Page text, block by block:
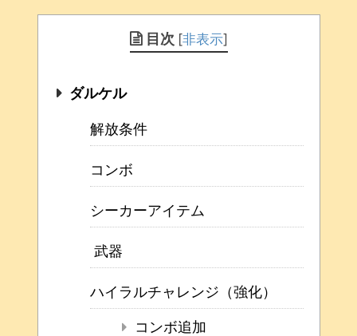
目次 [非表示]
ダルケル
解放条件
コンボ
シーカーアイテム
武器
ハイラルチャレンジ（強化）
コンボ追加